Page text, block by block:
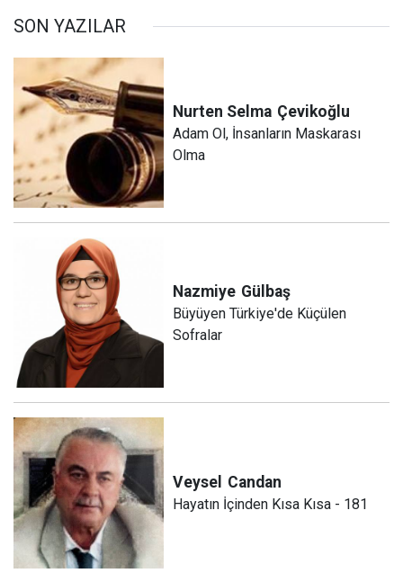
SON YAZILAR
Nurten Selma Çevikoğlu
Adam Ol, İnsanların Maskarası
Olma
Nazmiye Gülbaş
Büyüyen Türkiye'de Küçülen
Sofralar
Veysel Candan
Hayatın İçinden Kısa Kısa - 181